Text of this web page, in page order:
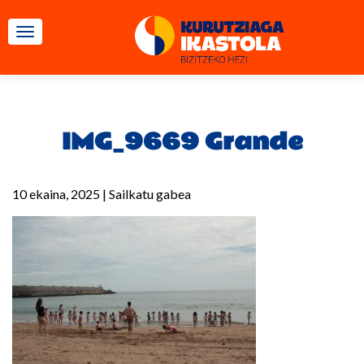
TOGGLE NAVIGATION
IMG_9669 Grande
10 ekaina, 2025 | Sailkatu gabea